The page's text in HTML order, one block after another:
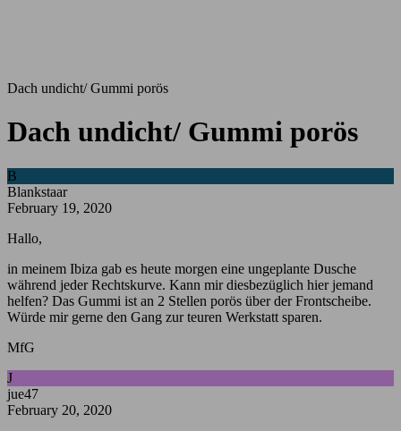
Dach undicht/ Gummi porös
Dach undicht/ Gummi porös
B
Blankstaar
February 19, 2020
Hallo,
in meinem Ibiza gab es heute morgen eine ungeplante Dusche
während jeder Rechtskurve. Kann mir diesbezüglich hier jemand
helfen? Das Gummi ist an 2 Stellen porös über der Frontscheibe.
Würde mir gerne den Gang zur teuren Werkstatt sparen.
MfG
J
jue47
February 20, 2020